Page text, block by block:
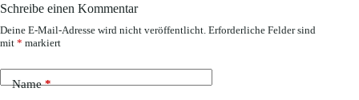
Schreibe einen Kommentar
Deine E-Mail-Adresse wird nicht veröffentlicht. Erforderliche Felder sind
mit * markiert
Name*